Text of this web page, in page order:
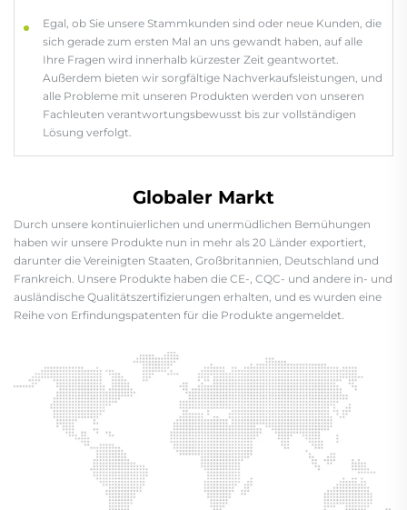
Egal, ob Sie unsere Stammkunden sind oder neue Kunden, die
sich gerade zum ersten Mal an uns gewandt haben, auf alle
Ihre Fragen wird innerhalb kürzester Zeit geantwortet.
Außerdem bieten wir sorgfältige Nachverkaufsleistungen, und
alle Probleme mit unseren Produkten werden von unseren
Fachleuten verantwortungsbewusst bis zur vollständigen
Lösung verfolgt.
Globaler Markt
Durch unsere kontinuierlichen und unermüdlichen Bemühungen
haben wir unsere Produkte nun in mehr als 20 Länder exportiert,
darunter die Vereinigten Staaten, Großbritannien, Deutschland und
Frankreich. Unsere Produkte haben die CE-, CQC- und andere in- und
ausländische Qualitätszertifizierungen erhalten, und es wurden eine
Reihe von Erfindungspatenten für die Produkte angemeldet.